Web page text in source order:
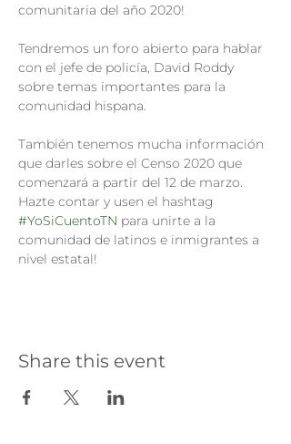
Tendremos un foro abierto para hablar
con el jefe de policía, David Roddy
sobre temas importantes para la
También tenemos mucha información
que darles sobre el Censo 2020 que
comenzará a partir del 12 de marzo.
Hazte contar y usen el hashtag
#YoSiCuentoTN para unirte a la
comunidad de latinos e inmigrantes a
nivel estatal!
Share this event